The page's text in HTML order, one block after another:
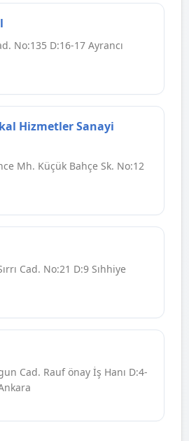
No:135 D:16-17 Ayrancı
Hizmetler Sanayi
Mh. Küçük Bahçe Sk. No:12
Cad. No:21 D:9 Sıhhiye
Cad. Rauf önay İş Hanı D:4-